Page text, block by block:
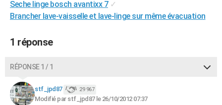
GUIDES D'ACHAT
BONS PLANS
Dictionnaire
Biographies
Citations
Expressions
Proverbes
PROGRAMME TV
Seche linge bosch avantixx 7 ✓
Brancher lave-vaisselle et lave-linge sur même évacuation
1 réponse
RÉPONSE 1 / 1
stf_jpd87 29 967
Modifié par stf_jpd87 le 26/10/2012 07:37